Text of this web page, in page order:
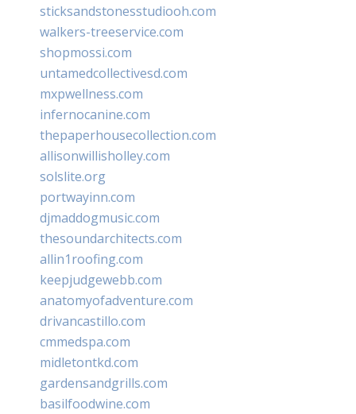
sticksandstonesstudiooh.com
walkers-treeservice.com
shopmossi.com
untamedcollectivesd.com
mxpwellness.com
infernocanine.com
thepaperhousecollection.com
allisonwillisholley.com
solslite.org
portwayinn.com
djmaddogmusic.com
thesoundarchitects.com
allin1roofing.com
keepjudgewebb.com
anatomyofadventure.com
drivancastillo.com
cmmedspa.com
midletontkd.com
gardensandgrills.com
basilfoodwine.com